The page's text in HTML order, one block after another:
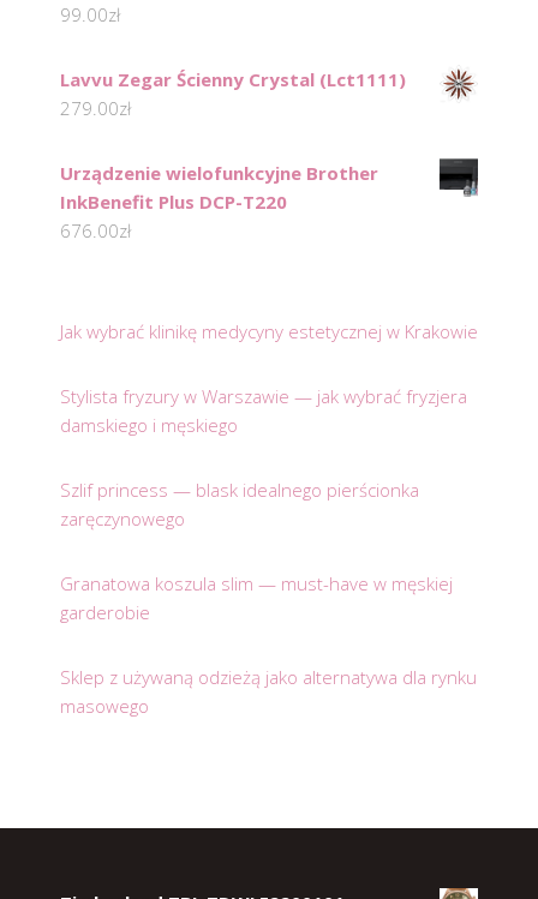
99.00zł
Lavvu Zegar Ścienny Crystal (Lct1111)
279.00zł
Urządzenie wielofunkcyjne Brother
InkBenefit Plus DCP-T220
676.00zł
Jak wybrać klinikę medycyny estetycznej w Krakowie
Stylista fryzury w Warszawie — jak wybrać fryzjera
damskiego i męskiego
Szlif princess — blask idealnego pierścionka
zaręczynowego
Granatowa koszula slim — must-have w męskiej
garderobie
Sklep z używaną odzieżą jako alternatywa dla rynku
masowego